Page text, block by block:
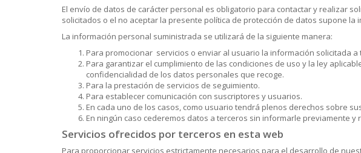
El envío de datos de carácter personal es obligatorio para contactar y realizar
solicitados o el no aceptar la presente política de protección de datos supone
La información personal suministrada se utilizará de la siguiente manera:
Para promocionar servicios o enviar al usuario la información solicitada a
Para garantizar el cumplimiento de las condiciones de uso y la ley
confidencialidad de los datos personales que recoge.
Para la prestación de servicios de seguimiento.
Para establecer comunicación con suscriptores y usuarios.
En cada uno de los casos, como usuario tendrá plenos derechos sobre
En ningún caso cederemos datos a terceros sin informarle previamente y
Servicios ofrecidos por terceros en esta web
Para proporcionar servicios estrictamente necesarios para el desarrollo de